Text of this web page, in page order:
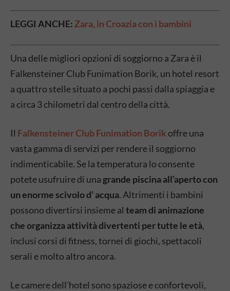
LEGGI ANCHE: Zara, in Croazia con i bambini
Una delle migliori opzioni di soggiorno a Zara è il
Falkensteiner Club Funimation Borik, un hotel resort
a quattro stelle situato a pochi passi dalla spiaggia e
a circa 3 chilometri dal centro della città.
Il Falkensteiner Club Funimation Borikoffre una
vasta gamma di servizi per rendere il soggiorno
indimenticabile. Se la temperatura lo consente
potete usufruire di una grande piscina all’aperto con
un enorme scivolo d’ acqua. Altrimenti i bambini
possono divertirsi insieme al team di animazione
che organizza attività divertenti per tutte le età,
inclusi corsi di fitness, tornei di giochi, spettacoli
serali e molto altro ancora.
Le camere dell’hotel sono spaziose e confortevoli,